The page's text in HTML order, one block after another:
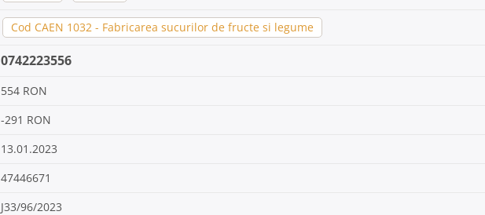
Cod CAEN 1032 - Fabricarea sucurilor de fructe si legume
0742223556
554 RON
-291 RON
13.01.2023
47446671
J33/96/2023